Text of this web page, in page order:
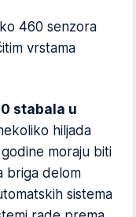
460 senzora
vrstama
stabala u
hiljada
moraju biti
briga delom
sistema